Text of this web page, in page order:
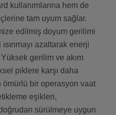
kullanımlarına hem de
tam uyum sağlar.
edilmiş doyum gerilimi
azaltarak enerji
gerilim ve akım
piklere karşı daha
ömürlü bir operasyon vaat
eşikleri,
sürülmeye uygun